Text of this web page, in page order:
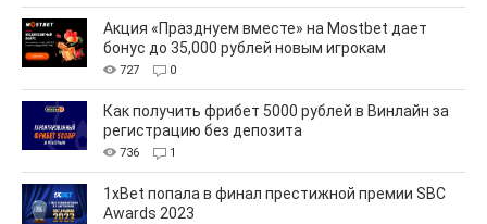
Акция «Празднуем вместе» на Mostbet дает
бонус до 35,000 рублей новым игрокам
727 0
Как получить фрибет 5000 рублей в Винлайн за
регистрацию без депозита
736 1
1xBet попала в финал престижной премии SBC
Awards 2023